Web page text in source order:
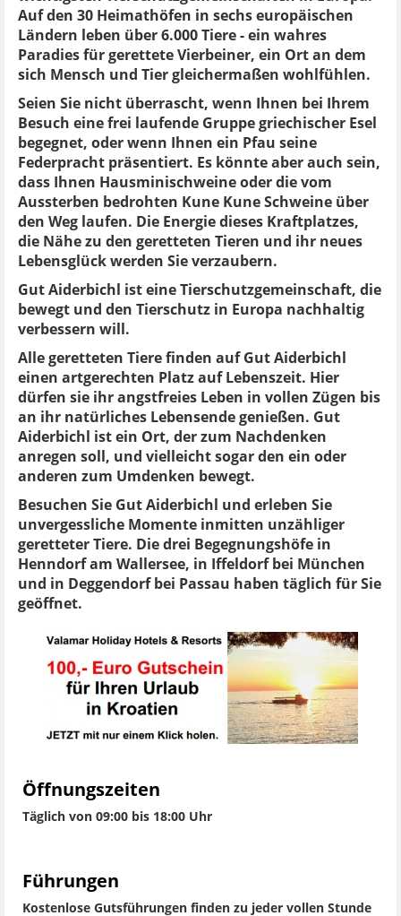
Auf den 30 Heimathöfen in sechs europäischen
Ländern leben über 6.000 Tiere - ein wahres
Paradies für gerettete Vierbeiner, ein Ort an dem
sich Mensch und Tier gleichermaßen wohlfühlen.
Seien Sie nicht überrascht, wenn Ihnen bei Ihrem
Besuch eine frei laufende Gruppe griechischer Esel
begegnet, oder wenn Ihnen ein Pfau seine
Federpracht präsentiert. Es könnte aber auch sein,
dass Ihnen Hausminischweine oder die vom
Aussterben bedrohten Kune Kune Schweine über
den Weg laufen. Die Energie dieses Kraftplatzes,
die Nähe zu den geretteten Tieren und ihr neues
Lebensglück werden Sie verzaubern.
Gut Aiderbichl ist eine Tierschutzgemeinschaft, die
bewegt und den Tierschutz in Europa nachhaltig
verbessern will.
Alle geretteten Tiere finden auf Gut Aiderbichl
einen artgerechten Platz auf Lebenszeit. Hier
dürfen sie ihr angstfreies Leben in vollen Zügen bis
an ihr natürliches Lebensende genießen. Gut
Aiderbichl ist ein Ort, der zum Nachdenken
anregen soll, und vielleicht sogar den ein oder
anderen zum Umdenken bewegt.
Besuchen Sie Gut Aiderbichl und erleben Sie
unvergessliche Momente inmitten unzähliger
geretteter Tiere. Die drei Begegnungshöfe in
Henndorf am Wallersee, in Iffeldorf bei München
und in Deggendorf bei Passau haben täglich für Sie
geöffnet.
Öffnungszeiten
Täglich von 09:00 bis 18:00 Uhr
Führungen
Kostenlose Gutsführungen finden zu jeder vollen Stunde